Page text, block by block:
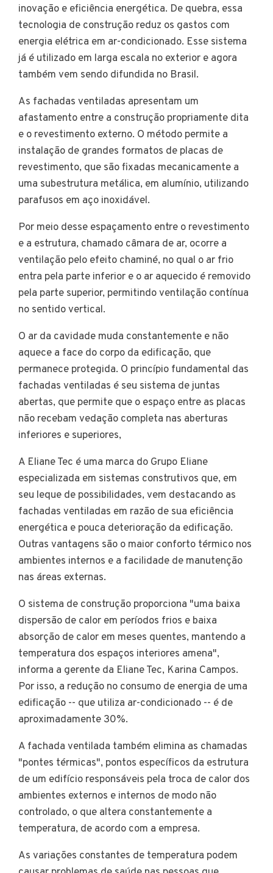
inovação e eficiência energética. De quebra, essa
tecnologia de construção reduz os gastos com
energia elétrica em ar-condicionado. Esse sistema
já é utilizado em larga escala no exterior e agora
também vem sendo difundida no Brasil.
As fachadas ventiladas apresentam um
afastamento entre a construção propriamente dita
e o revestimento externo. O método permite a
instalação de grandes formatos de placas de
revestimento, que são fixadas mecanicamente a
uma subestrutura metálica, em alumínio, utilizando
parafusos em aço inoxidável.
Por meio desse espaçamento entre o revestimento
e a estrutura, chamado câmara de ar, ocorre a
ventilação pelo efeito chaminé, no qual o ar frio
entra pela parte inferior e o ar aquecido é removido
pela parte superior, permitindo ventilação contínua
no sentido vertical.
O ar da cavidade muda constantemente e não
aquece a face do corpo da edificação, que
permanece protegida. O princípio fundamental das
fachadas ventiladas é seu sistema de juntas
abertas, que permite que o espaço entre as placas
não recebam vedação completa nas aberturas
inferiores e superiores,
A Eliane Tec é uma marca do Grupo Eliane
especializada em sistemas construtivos que, em
seu leque de possibilidades, vem destacando as
fachadas ventiladas em razão de sua eficiência
energética e pouca deterioração da edificação.
Outras vantagens são o maior conforto térmico nos
ambientes internos e a facilidade de manutenção
nas áreas externas.
O sistema de construção proporciona "uma baixa
dispersão de calor em períodos frios e baixa
absorção de calor em meses quentes, mantendo a
temperatura dos espaços interiores amena",
informa a gerente da Eliane Tec, Karina Campos.
Por isso, a redução no consumo de energia de uma
edificação -- que utiliza ar-condicionado -- é de
aproximadamente 30%.
A fachada ventilada também elimina as chamadas
"pontes térmicas", pontos específicos da estrutura
de um edifício responsáveis pela troca de calor dos
ambientes externos e internos de modo não
controlado, o que altera constantemente a
temperatura, de acordo com a empresa.
As variações constantes de temperatura podem